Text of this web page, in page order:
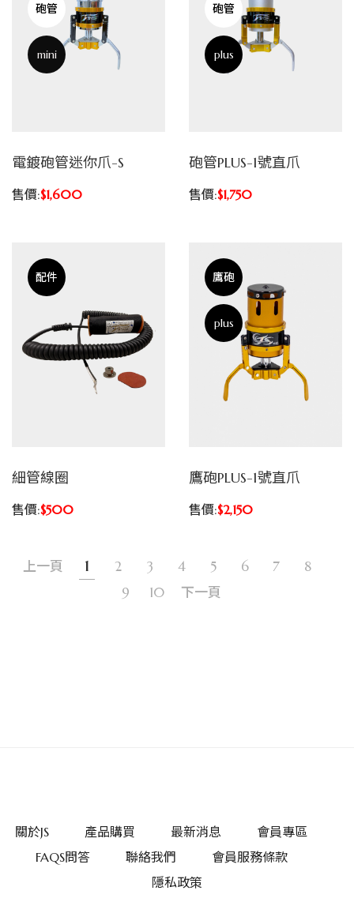
砲管
mini
電鍍砲管迷你爪-S
售價:$1,600
砲管
plus
砲管PLUS-1號直爪
售價:$1,750
配件
細管線圈
售價:$500
鷹砲
plus
鷹砲PLUS-1號直爪
售價:$2,150
上一頁 1 2 3 4 5 6 7
8
9
10 下一頁
關於JS 產品購買 最新消息
會員專區
FAQS問答
聯絡我們
會員服務條款
隱私政策